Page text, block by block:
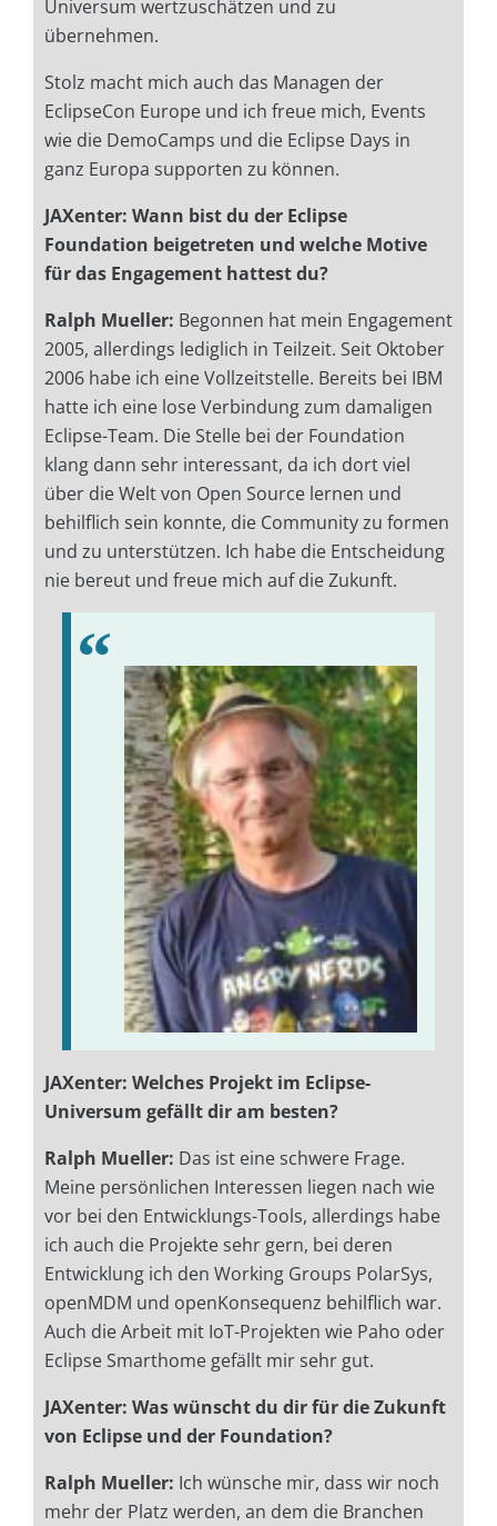
Universum wertzuschätzen und zu
übernehmen.
Stolz macht mich auch das Managen der
EclipseCon Europe und ich freue mich, Events
wie die DemoCamps und die Eclipse Days in
ganz Europa supporten zu können.
JAXenter: Wann bist du der Eclipse
Foundation beigetreten und welche Motive
für das Engagement hattest du?
Ralph Mueller: Begonnen hat mein Engagement
2005, allerdings lediglich in Teilzeit. Seit Oktober
2006 habe ich eine Vollzeitstelle. Bereits bei IBM
hatte ich eine lose Verbindung zum damaligen
Eclipse-Team. Die Stelle bei der Foundation
klang dann sehr interessant, da ich dort viel
über die Welt von Open Source lernen und
behilflich sein konnte, die Community zu formen
und zu unterstützen. Ich habe die Entscheidung
nie bereut und freue mich auf die Zukunft.
JAXenter: Welches Projekt im Eclipse-
Universum gefällt dir am besten?
Ralph Mueller: Das ist eine schwere Frage.
Meine persönlichen Interessen liegen nach wie
vor bei den Entwicklungs-Tools, allerdings habe
ich auch die Projekte sehr gern, bei deren
Entwicklung ich den Working Groups PolarSys,
openMDM und openKonsequenz behilflich war.
Auch die Arbeit mit IoT-Projekten wie Paho oder
Eclipse Smarthome gefällt mir sehr gut.
JAXenter: Was wünscht du dir für die Zukunft
von Eclipse und der Foundation?
Ralph Mueller: Ich wünsche mir, dass wir noch
mehr der Platz werden, an dem die Branchen